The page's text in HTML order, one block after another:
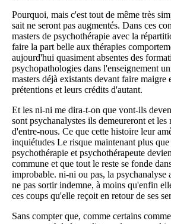
Pourquoi, mais c'est tout de même très
sait ne seront pas augmentés. Dans ces
masters de psychothérapie avec la
faire la part belle aux thérapies
aujourd'hui quasiment absentes des
psychopathologies dans l'enseignement
masters déjà existants devant faire maigre
prétentions et leurs crédits d'autant.
Et les ni-ni me dira-t-on que vont-ils
sont psychanalystes ils demeureront et les
d'entre-nous. Ce que cette histoire leur
inquiétudes Le risque maintenant plus
psychothérapie et psychothérapeute
commune et que tout le reste se fonde
improbable. ni-ni ou pas, la psychanalyse
ne pas sortir indemne, à moins qu'enfin
ces coups qu'elle reçoit en retour de ses
Sans compter que, comme certains